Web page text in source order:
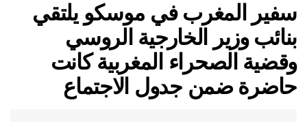
سفير المغرب في موسكو يلتقي
بنائب وزير الخارجية الروسي
وقضية الصحراء المغربية كانت
حاضرة ضمن جدول الاجتماع